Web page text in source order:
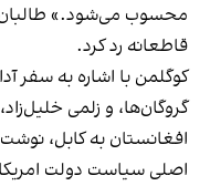
محسوب می‌شود.» طالبان
قاطعانه رد کرد.
کوگلمن با اشاره به سفر
گروگان‌ها، و زلمی
افغانستان به کابل،
اصلی سیاست دولت امریکا